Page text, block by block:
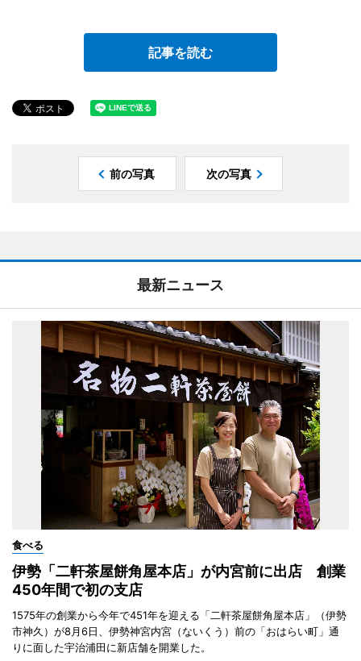
記事を読む
前の写真 次の写真
最新ニュース
食べる
伊勢「二軒茶屋餅角屋本店」が内宮前に出店 創業
450年間で初の支店
1575年の創業から今年で451年を迎える「二軒茶屋餅角屋本店」（伊勢
市神久）が8月6日、伊勢神宮内宮（ないくう）前の「おはらい町」通
りに面した宇治浦田に新店舗を開業した。